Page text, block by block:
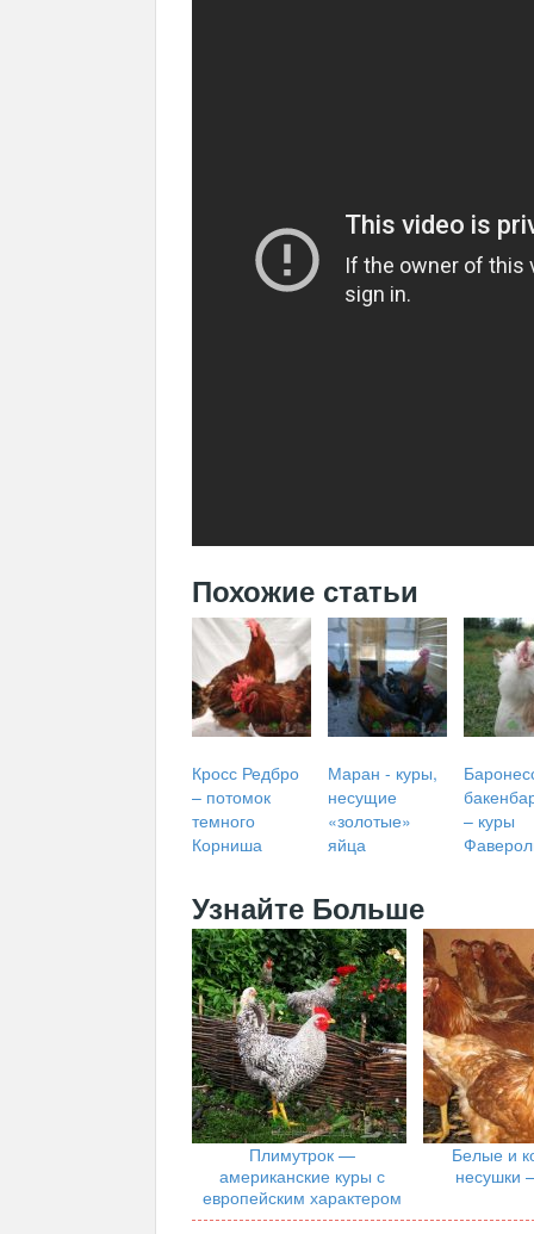
Похожие статьи
Кросс Редбро
– потомок
темного
Корниша
Маран - куры,
несущие
«золотые»
яйца
– куры
Узнайте Больше
Плимутрок —
американские куры с
европейским характером
Белые и
несушки